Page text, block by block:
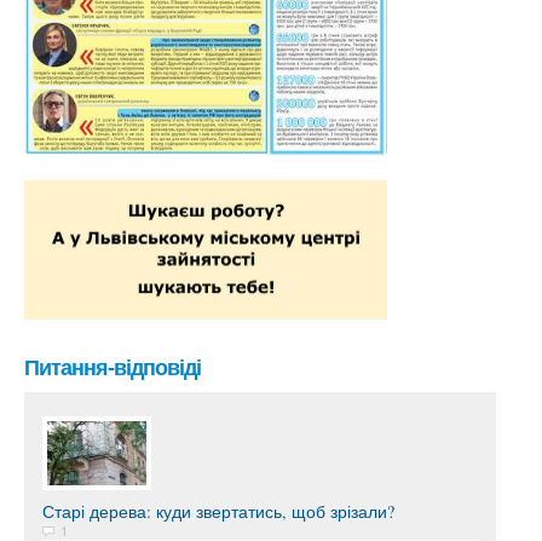
Питання-відповіді
Старі дерева: куди звертатись, щоб зрізали?
1